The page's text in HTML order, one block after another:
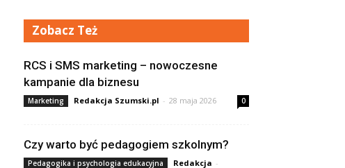
Zobacz Też
RCS i SMS marketing – nowoczesne
kampanie dla biznesu
Marketing Redakcja Szumski.pl - 28 maja 2026 0
Czy warto być pedagogiem szkolnym?
Pedagogika i psychologia edukacyjna Redakcja -